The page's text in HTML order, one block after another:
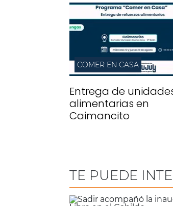
COMER EN CASA
Entrega de
alimentarias en
Caimancito
TE PUEDE